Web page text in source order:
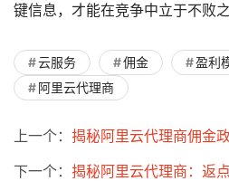
键信息，才能在竞争中立于不败
云服务 佣金 盈利
阿里云代理商
上一个： 揭秘阿里云代理商佣金政策
下一个： 揭秘阿里云代理商：返点